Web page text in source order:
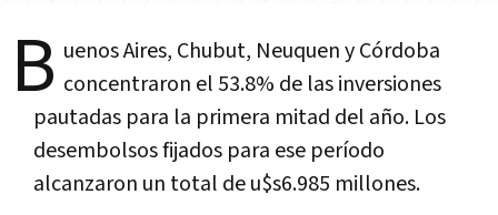
B uenos Aires, Chubut, Neuquen y Córdoba
concentraron el 53.8% de las inversiones
pautadas para la primera mitad del año. Los
desembolsos fijados para ese perí­odo
alcanzaron un total de u$s6.985 millones.